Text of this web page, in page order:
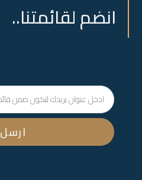
انضم لقائمتنا..
ارسل